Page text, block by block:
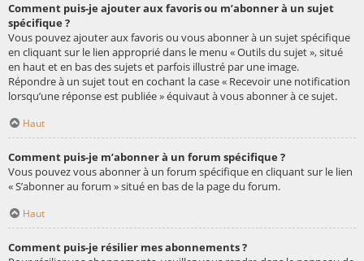
Comment puis-je ajouter aux favoris ou m’abonner à un sujet
spécifique ?
Vous pouvez ajouter aux favoris ou vous abonner à un sujet spécifique
en cliquant sur le lien approprié dans le menu « Outils du sujet », situé
en haut et en bas des sujets et parfois illustré par une image.
Répondre à un sujet tout en cochant la case « Recevoir une notification
lorsqu’une réponse est publiée » équivaut à vous abonner à ce sujet.
Haut
Comment puis-je m’abonner à un forum spécifique ?
Vous pouvez vous abonner à un forum spécifique en cliquant sur le lien
« S’abonner au forum » situé en bas de la page du forum.
Haut
Comment puis-je résilier mes abonnements ?